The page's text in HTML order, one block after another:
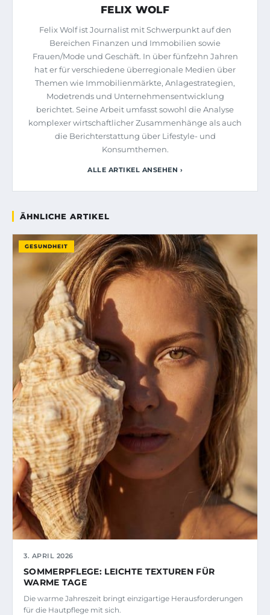
FELIX WOLF
Felix Wolf ist Journalist mit Schwerpunkt auf den
Bereichen Finanzen und Immobilien sowie
Frauen/Mode und Geschäft. In über fünfzehn Jahren
hat er für verschiedene überregionale Medien über
Themen wie Immobilienmärkte, Anlagestrategien,
Modetrends und Unternehmensentwicklung
berichtet. Seine Arbeit umfasst sowohl die Analyse
komplexer wirtschaftlicher Zusammenhänge als auch
die Berichterstattung über Lifestyle- und
Konsumthemen.
ALLE ARTIKEL ANSEHEN ›
ÄHNLICHE ARTIKEL
GESUNDHEIT
3. APRIL 2026
SOMMERPFLEGE: LEICHTE TEXTUREN FÜR
WARME TAGE
Die warme Jahreszeit bringt einzigartige Herausforderungen
für die Hautpflege mit sich.